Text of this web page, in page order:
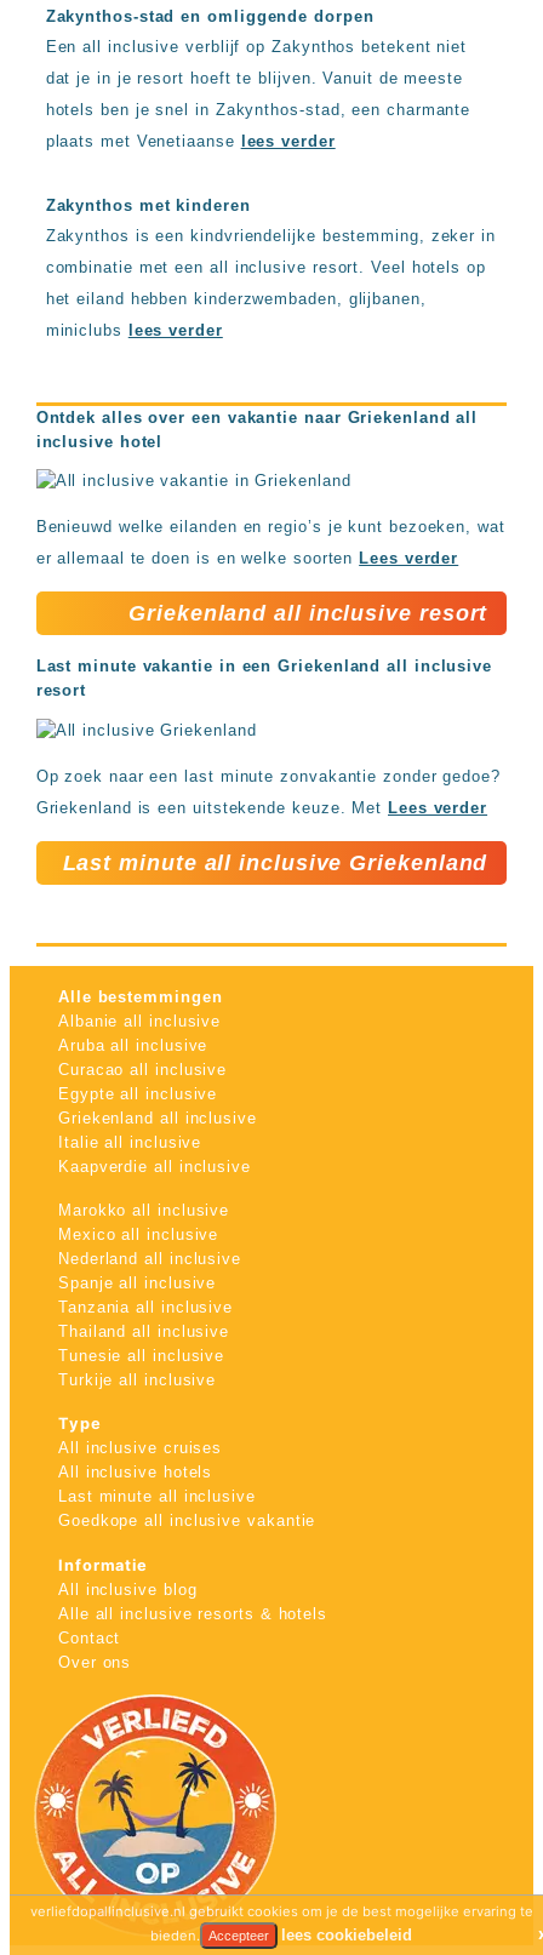
Zakynthos-stad en omliggende dorpen
Een all inclusive verblijf op Zakynthos betekent niet
dat je in je resort hoeft te blijven. Vanuit de meeste
hotels ben je snel in Zakynthos-stad, een charmante
plaats met Venetiaanse lees verder
Zakynthos met kinderen
Zakynthos is een kindvriendelijke bestemming, zeker in
combinatie met een all inclusive resort. Veel hotels op
het eiland hebben kinderzwembaden, glijbanen,
miniclubs lees verder
Ontdek alles over een vakantie naar Griekenland all
inclusive hotel
Benieuwd welke eilanden en regio’s je kunt bezoeken, wat
er allemaal te doen is en welke soorten Lees verder
Griekenland all inclusive resort
Last minute vakantie in een Griekenland all inclusive
resort
Op zoek naar een last minute zonvakantie zonder gedoe?
Griekenland is een uitstekende keuze. Met Lees verder
Last minute all inclusive Griekenland
Alle bestemmingen
Albanie all inclusive
Aruba all inclusive
Curacao all inclusive
Egypte all inclusive
Griekenland all inclusive
Italie all inclusive
Kaapverdie all inclusive
Marokko all inclusive
Mexico all inclusive
Nederland all inclusive
Spanje all inclusive
Tanzania all inclusive
Thailand all inclusive
Tunesie all inclusive
Turkije all inclusive
Type
All inclusive cruises
All inclusive hotels
Last minute all inclusive
Goedkope all inclusive vakantie
Informatie
All inclusive blog
Alle all inclusive resorts & hotels
Contact
Over ons
verliefdopallinclusive.nl gebruikt cookies om je de best mogelijke ervaring te
bieden. Accepteer lees cookiebeleid